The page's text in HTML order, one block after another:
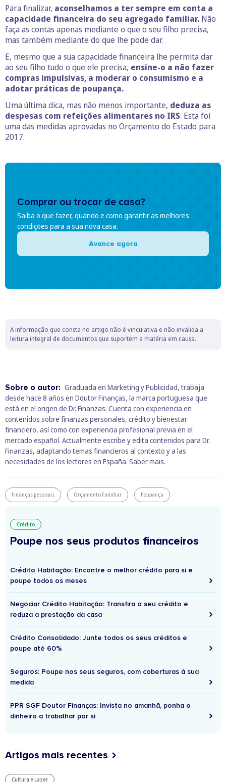
Para finalizar, aconselhamos a ter sempre em conta a
capacidade financeira do seu agregado familiar. Não
faça as contas apenas mediante o que o seu filho precisa,
mas também mediante do que lhe pode dar.
E, mesmo que a sua capacidade financeira lhe permita dar
ao seu filho tudo o que ele precisa, ensine-o a não fazer
compras impulsivas, a moderar o consumismo e a
adotar práticas de poupança.
Uma última dica, mas não menos importante, deduza as
despesas com refeições alimentares no IRS. Esta foi
uma das medidas aprovadas no Orçamento do Estado para
2017.
Comprar ou trocar de casa?
Saiba o que fazer, quando e como garantir as melhores
condições para a sua nova casa.
Avance agora
A informação que consta no artigo não é vinculativa e não invalida a
leitura integral de documentos que suportem a matéria em causa.
Sobre o autor: Graduada en Marketing y Publicidad, trabaja
desde hace 8 años en Doutor Finanças, la marca portuguesa que
está en el origen de Dr. Finanzas. Cuenta con experiencia en
contenidos sobre finanzas personales, crédito y bienestar
financiero, así como con experiencia profesional previa en el
mercado español. Actualmente escribe y edita contenidos para Dr.
Finanzas, adaptando temas financieros al contexto y a las
necesidades de los lectores en España. Saber mais.
Finanças pessoais Orçamento Familiar Poupança
Crédito
Poupe nos seus produtos financeiros
Crédito Habitação: Encontre o melhor crédito para si e
poupe todos os meses
Negociar Crédito Habitação: Transfira o seu crédito e
reduza a prestação da casa
Crédito Consolidado: Junte todos os seus créditos e
poupe até 60%
Seguros: Poupe nos seus seguros, com coberturas à sua
medida
PPR SGF Doutor Finanças: Invista no amanhã, ponha o
dinheiro a trabalhar por si
Artigos mais recentes
Cultura e Lazer